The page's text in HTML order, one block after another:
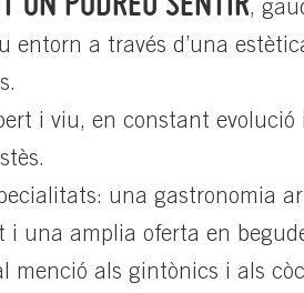
,
entorn a través d’una
i viu, en constant
una gastronomia
i una amplia oferta en
menció als gintònics i als